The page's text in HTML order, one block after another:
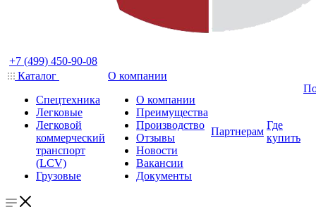
+7 (499) 450-90-08
Каталог
Спецтехника
Легковые
Легковой
коммерческий
транспорт
(LCV)
Грузовые
О компании
О компании
Преимущества
Производство
Отзывы
Новости
Вакансии
Документы
Партнерам
Где
купить